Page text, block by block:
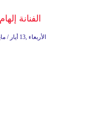
الفنانة
07:27 2026 الأربعاء ,13 أيار / مايو